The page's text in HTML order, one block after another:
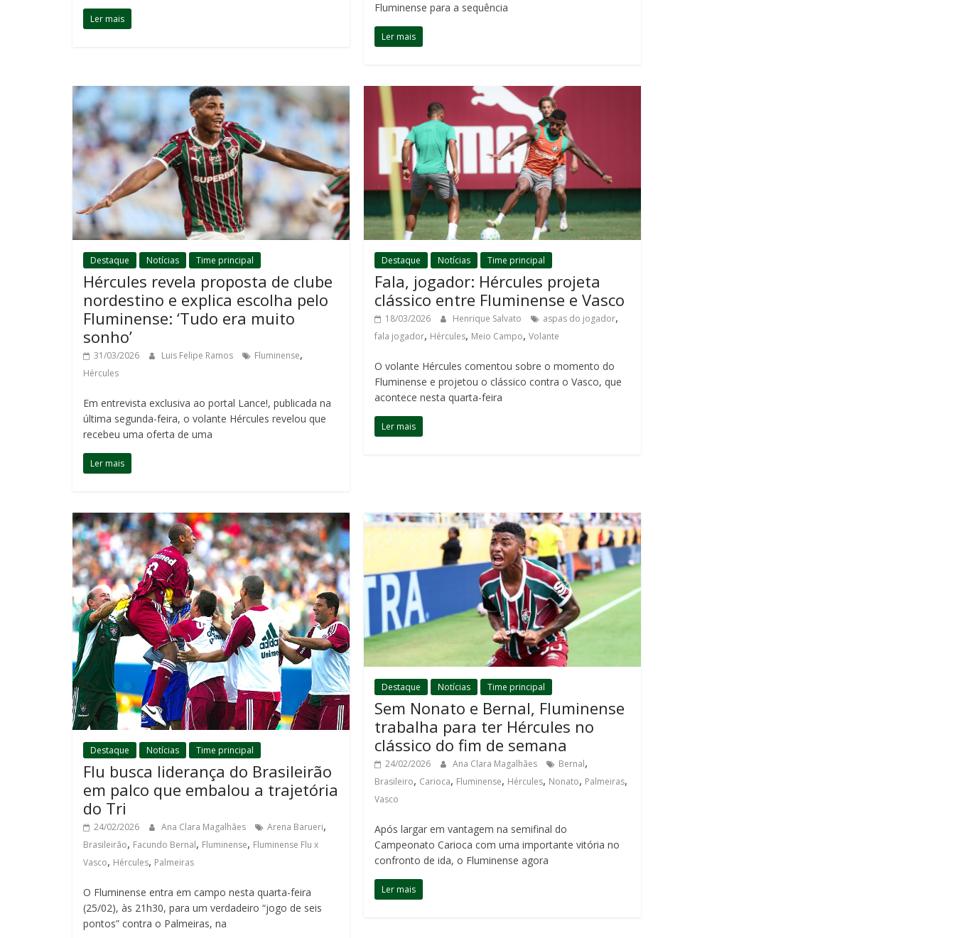
Ler mais
Fluminense para a sequência
Ler mais
Destaque Notícias Time principal
Hércules revela proposta de clube
nordestino e explica escolha pelo
Fluminense: ‘Tudo era muito
sonho’
31/03/2026 Luis Felipe Ramos Fluminense,
Hércules
Em entrevista exclusiva ao portal Lance!, publicada na
última segunda-feira, o volante Hércules revelou que
recebeu uma oferta de uma
Ler mais
Destaque Notícias Time principal
Fala, jogador: Hércules projeta
clássico entre Fluminense e Vasco
18/03/2026 Henrique Salvato aspas do jogador,
fala jogador, Hércules, Meio Campo,Volante
O volante Hércules comentou sobre o momento do
Fluminense e projetou o clássico contra o Vasco, que
acontece nesta quarta-feira
Ler mais
Destaque Notícias Time principal
Flu busca liderança do Brasileirão
em palco que embalou a trajetória
do Tri
24/02/2026 Ana Clara Magalhães Arena Barueri,
Brasileirão, Facundo Bernal, Fluminense, Fluminense Flu x
Vasco, Hércules, Palmeiras
O Fluminense entra em campo nesta quarta-feira
(25/02), às 21h30, para um verdadeiro “jogo de seis
pontos” contra o Palmeiras, na
Destaque Notícias Time principal
Sem Nonato e Bernal, Fluminense
trabalha para ter Hércules no
clássico do fim de semana
24/02/2026 Ana Clara Magalhães Bernal,
Brasileiro, Carioca, Fluminense, Hércules, Nonato, Palmeiras,
Vasco
Após largar em vantagem na semifinal do
Campeonato Carioca com uma importante vitória no
confronto de ida, o Fluminense agora
Ler mais